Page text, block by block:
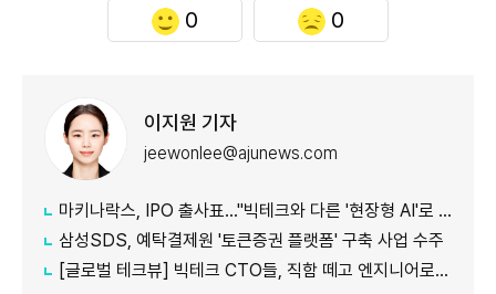
0 0
이지원 기자
jeewonlee@ajunews.com
마키나락스, IPO 출사표…"빅테크와 다른 '현장형 AI'로 승부"
삼성SDS, 예탁결제원 '토큰증권 플랫폼' 구축 사업 수주
[글로벌 테크뷰] 빅테크 CTO들, 직함 떼고 엔지니어로 유턴...'앤트로픽행 러시' 이유는